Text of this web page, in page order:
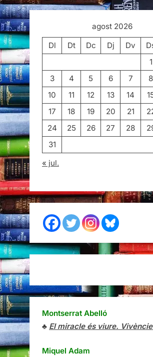
agost 2026
Dl
Dt Dc Dj Dv
1
3
4 5 6 7 8
10
11 12 13 14
17
18 19 20 21
24
25 26 27 28
31
« jul.
Montserrat Abelló
♣ El miracle és viure.
Miquel Adam